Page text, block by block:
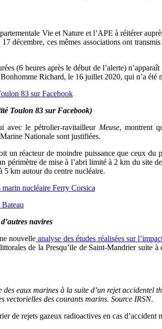
Vie et Nature et l’APE à réitérer
ces mêmes associations ont
(6 heures après le début de l’alerte)
Richard, le 16 juillet 2020, qui n’a été
Toulon 83 sur Facebook)
avec le pétrolier-ravitailleur Meuse, montrent
Nationale sont justifiées.
un réacteur de moindre puissance que ceux du
de mise à l’abri limité à 2 km du site
5 km autour du centre nucléaire.
navires
nouvelleanalyse des études réalisées sur
de la Presqu’ile de Saint-Mandrier suite
eaux marines à la suite d’un rejet
vectorielles des courants marins. Source IRSN.
de rejets gazeux radioactives en cas d’accident